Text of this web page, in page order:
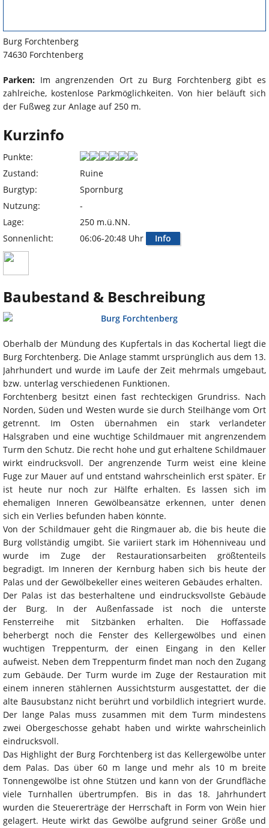
Burg Forchtenberg
74630 Forchtenberg
Parken: Im angrenzenden Ort zu Burg Forchtenberg gibt es
zahlreiche, kostenlose Parkmöglichkeiten. Von hier beläuft sich
der Fußweg zur Anlage auf 250 m.
Kurzinfo
Punkte:
Zustand:
Ruine
Burgtyp:
Spornburg
Nutzung:
-
Lage:
250 m.ü.NN.
Sonnenlicht:
06:06-20:48 Uhr Info
Baubestand & Beschreibung
Oberhalb der Mündung des Kupfertals in das Kochertal liegt die
Burg Forchtenberg. Die Anlage stammt ursprünglich aus dem 13.
Jahrhundert und wurde im Laufe der Zeit mehrmals umgebaut,
bzw. unterlag verschiedenen Funktionen.
Forchtenberg besitzt einen fast rechteckigen Grundriss. Nach
Norden, Süden und Westen wurde sie durch Steilhänge vom Ort
getrennt. Im Osten übernahmen ein stark verlandeter
Halsgraben und eine wuchtige Schildmauer mit angrenzendem
Turm den Schutz. Die recht hohe und gut erhaltene Schildmauer
wirkt eindrucksvoll. Der angrenzende Turm weist eine kleine
Fuge zur Mauer auf und entstand wahrscheinlich erst später. Er
ist heute nur noch zur Hälfte erhalten. Es lassen sich im
ehemaligen Inneren Gewölbeansätze erkennen, unter denen
sich ein Verlies befunden haben könnte.
Von der Schildmauer geht die Ringmauer ab, die bis heute die
Burg vollständig umgibt. Sie variiert stark im Höhenniveau und
wurde im Zuge der Restaurationsarbeiten größtenteils
begradigt. Im Inneren der Kernburg haben sich bis heute der
Palas und der Gewölbekeller eines weiteren Gebäudes erhalten.
Der Palas ist das besterhaltene und eindrucksvollste Gebäude
der Burg. In der Außenfassade ist noch die unterste
Fensterreihe mit Sitzbänken erhalten. Die Hoffassade
beherbergt noch die Fenster des Kellergewölbes und einen
wuchtigen Treppenturm, der einen Eingang in den Keller
aufweist. Neben dem Treppenturm findet man noch den Zugang
zum Gebäude. Der Turm wurde im Zuge der Restauration mit
einem inneren stählernen Aussichtsturm ausgestattet, der die
alte Bausubstanz nicht berührt und vorbildlich integriert wurde.
Der lange Palas muss zusammen mit dem Turm mindestens
zwei Obergeschosse gehabt haben und wirkte wahrscheinlich
eindrucksvoll.
Das Highlight der Burg Forchtenberg ist das Kellergewölbe unter
dem Palas. Das über 60 m lange und mehr als 10 m breite
Tonnengewölbe ist ohne Stützen und kann von der Grundfläche
viele Turnhallen übertrumpfen. Bis in das 18. Jahrhundert
wurden die Steuererträge der Herrschaft in Form von Wein hier
gelagert. Heute wirkt das Gewölbe aufgrund seiner Größe und